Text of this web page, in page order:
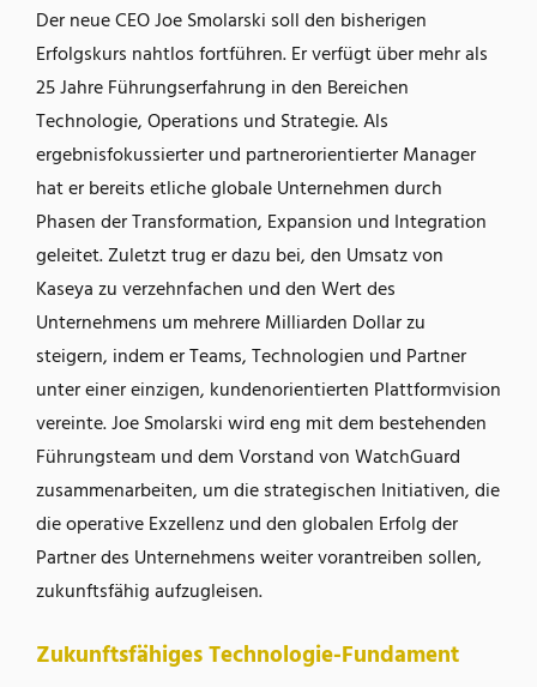
Der neue CEO Joe Smolarski soll den bisherigen
Erfolgskurs nahtlos fortführen. Er verfügt über mehr als
25 Jahre Führungserfahrung in den Bereichen
Technologie, Operations und Strategie. Als
ergebnisfokussierter und partnerorientierter Manager
hat er bereits etliche globale Unternehmen durch
Phasen der Transformation, Expansion und Integration
geleitet. Zuletzt trug er dazu bei, den Umsatz von
Kaseya zu verzehnfachen und den Wert des
Unternehmens um mehrere Milliarden Dollar zu
steigern, indem er Teams, Technologien und Partner
unter einer einzigen, kundenorientierten Plattformvision
vereinte. Joe Smolarski wird eng mit dem bestehenden
Führungsteam und dem Vorstand von WatchGuard
zusammenarbeiten, um die strategischen Initiativen, die
die operative Exzellenz und den globalen Erfolg der
Partner des Unternehmens weiter vorantreiben sollen,
zukunftsfähig aufzugleisen.
Zukunftsfähiges Technologie-Fundament